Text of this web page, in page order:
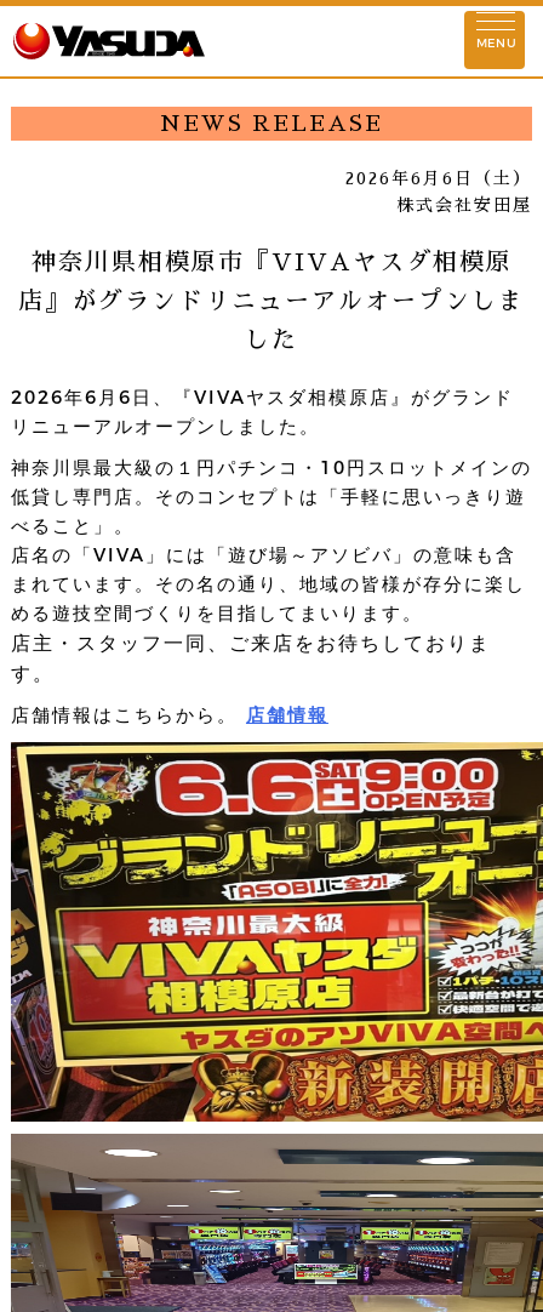
MENU
お知らせ
代表挨拶 基本情報 理念実現に向けて 安田
活動情報
SDGs情報 環境対策活動 社会貢献活動 社
物件情報募集
採用情報
NEWS RELEASE
2026年6月6日（土）
株式会社安田屋
神奈川県相模原市『VIVAヤスダ相模原
店』がグランドリニューアルオープンしま
した
2026年6月6日、『VIVAヤスダ相模原店』がグランド
リニューアルオープンしました。
神奈川県最大級の１円パチンコ・10円スロットメインの
低貸し専門店。そのコンセプトは「手軽に思いっきり遊
べること」。
店名の「VIVA」には「遊び場～アソビバ」の意味も含
まれています。その名の通り、地域の皆様が存分に楽し
める遊技空間づくりを目指してまいります。
店主・スタッフ一同、ご来店をお待ちしておりま
す。
店舗情報はこちらから。 店舗情報